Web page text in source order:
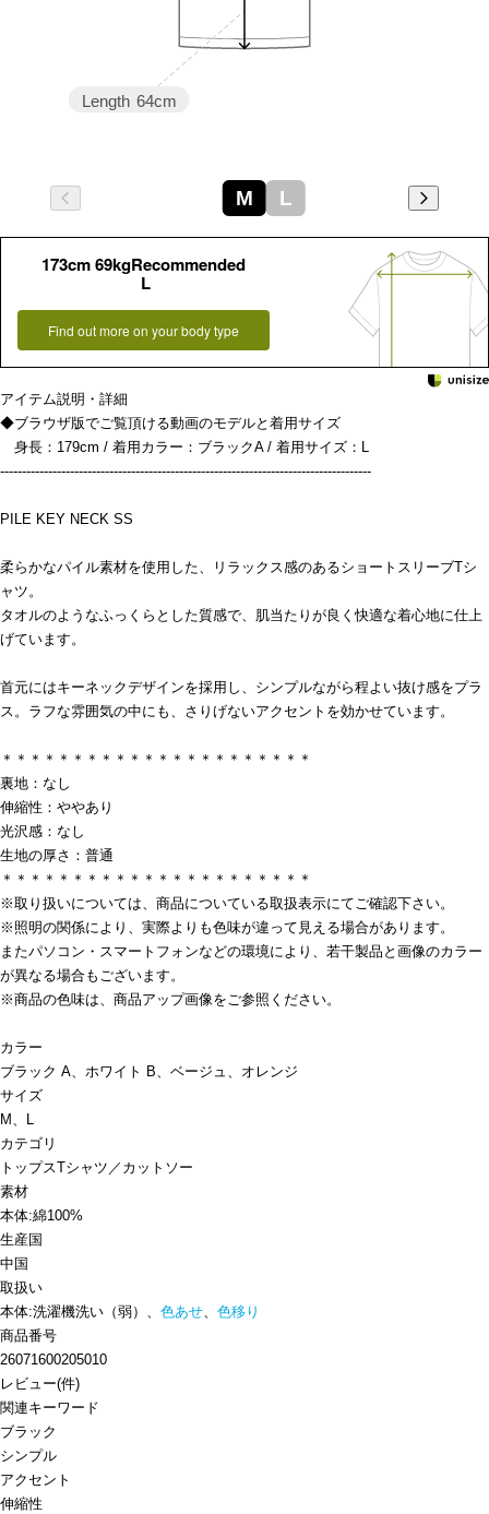
Length 64cm
M L
173cm 69kgRecommended
L
Find out more on your body type
アイテム説明・詳細
◆ブラウザ版でご覧頂ける動画のモデルと着用サイズ
身長：179cm / 着用カラー：ブラックA / 着用サイズ：L
-------------------------------------------------------------------------------------
PILE KEY NECK SS
柔らかなパイル素材を使用した、リラックス感のあるショートスリーブTシ
ャツ。
タオルのようなふっくらとした質感で、肌当たりが良く快適な着心地に仕上
げています。
首元にはキーネックデザインを採用し、シンプルながら程よい抜け感をプラ
ス。ラフな雰囲気の中にも、さりげないアクセントを効かせています。
＊＊＊＊＊＊＊＊＊＊＊＊＊＊＊＊＊＊＊＊＊＊
裏地：なし
伸縮性：ややあり
光沢感：なし
生地の厚さ：普通
＊＊＊＊＊＊＊＊＊＊＊＊＊＊＊＊＊＊＊＊＊＊
※取り扱いについては、商品についている取扱表示にてご確認下さい。
※照明の関係により、実際よりも色味が違って見える場合があります。
またパソコン・スマートフォンなどの環境により、若干製品と画像のカラー
が異なる場合もございます。
※商品の色味は、商品アップ画像をご参照ください。
カラー
ブラック A、ホワイト B、ベージュ、オレンジ
サイズ
M、L
カテゴリ
トップスTシャツ／カットソー
素材
本体:綿100%
生産国
中国
取扱い
本体:洗濯機洗い（弱）、 色あせ、 色移り
商品番号
26071600205010
レビュー(件)
関連キーワード
ブラック
シンプル
アクセント
伸縮性